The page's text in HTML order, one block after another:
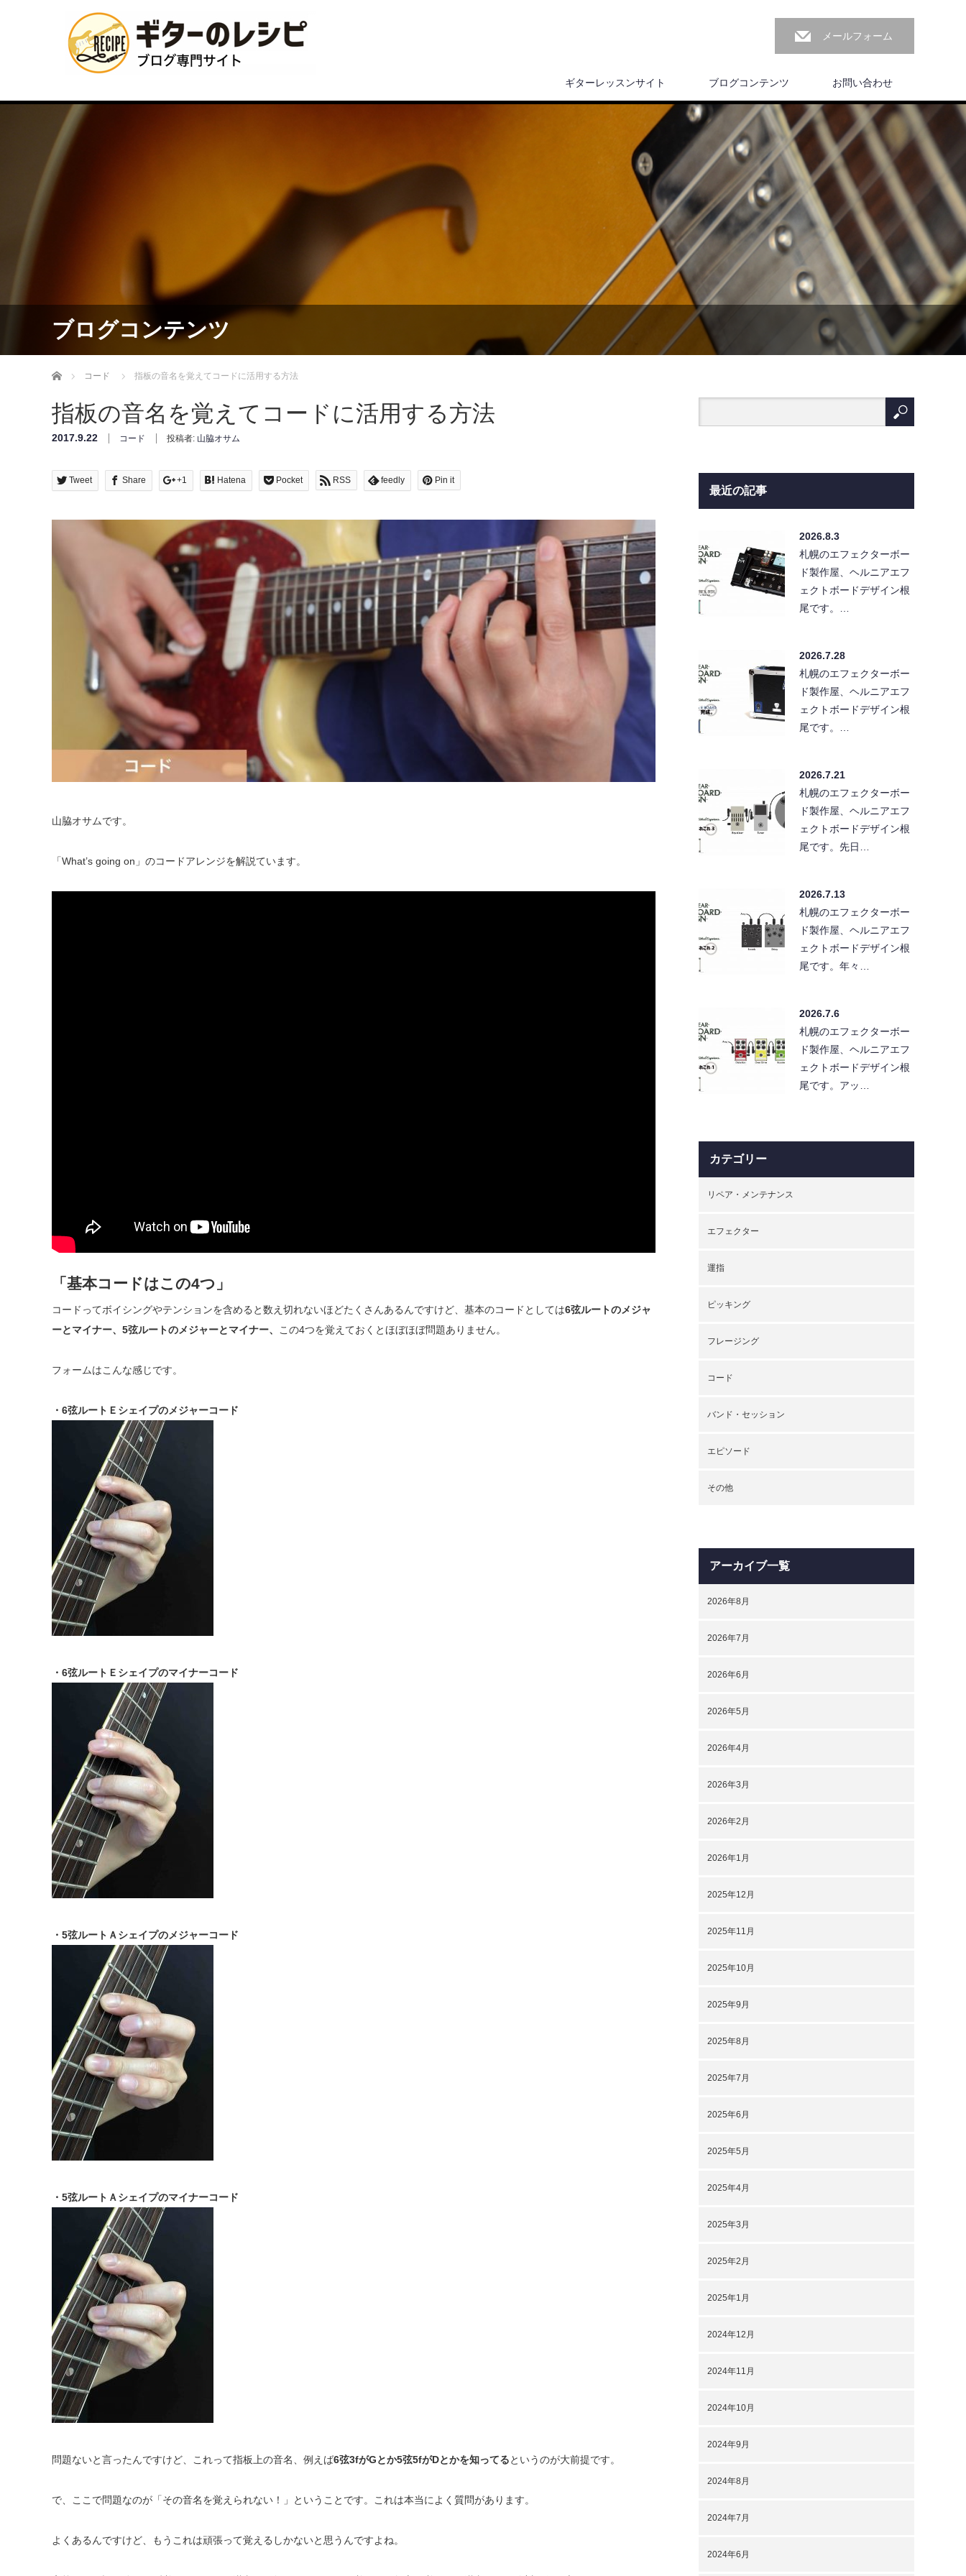
メールフォーム
ギターレッスンサイト ブログコンテンツ お問い合わせ
ブログコンテンツ
Home コード 指板の音名を覚えてコードに活用する方法
指板の音名を覚えてコードに活用する方法
2017.9.22 コード 投稿者: 山脇オサム
Tweet Share +1 Hatena Pocket RSS feedly Pin it
山脇オサムです。
「What’s going on」のコードアレンジを解説ています。
「基本コードはこの4つ」
コードってボイシングやテンションを含めると数え切れないほどたくさんあるんですけど、基本のコードとしては6弦ルートのメジャ
ーとマイナー、5弦ルートのメジャーとマイナー、
この4つを覚えておくとほぼほぼ問題ありません。
フォームはこんな感じです。
・6弦ルートＥシェイプのメジャーコード
・6弦ルートＥシェイプのマイナーコード
・5弦ルートＡシェイプのメジャーコード
・5弦ルートＡシェイプのマイナーコード
問題ないと言ったんですけど、これって指板上の音名、例えば6弦3fがGとか5弦5fがDとかを知ってるというのが大前提です。
で、ここで問題なのが「その音名を覚えられない！」ということです。これは本当によく質問があります。
よくあるんですけど、もうこれは頑張って覚えるしかないと思うんですよね。
最近の記事
2026.8.3
札幌のエフェクターボー
ド製作屋、ヘルニアエフ
ェクトボードデザイン根
尾です。…
2026.7.28
札幌のエフェクターボー
ド製作屋、ヘルニアエフ
ェクトボードデザイン根
尾です。…
2026.7.21
札幌のエフェクターボー
ド製作屋、ヘルニアエフ
ェクトボードデザイン根
尾です。先日…
2026.7.13
札幌のエフェクターボー
ド製作屋、ヘルニアエフ
ェクトボードデザイン根
尾です。年々…
2026.7.6
札幌のエフェクターボー
ド製作屋、ヘルニアエフ
ェクトボードデザイン根
尾です。アッ…
カテゴリー
リペア・メンテナンス
エフェクター
運指
ピッキング
フレージング
コード
バンド・セッション
エピソード
その他
アーカイブ一覧
2026年8月
2026年7月
2026年6月
2026年5月
2026年4月
2026年3月
2026年2月
2026年1月
2025年12月
2025年11月
2025年10月
2025年9月
2025年8月
2025年7月
2025年6月
2025年5月
2025年4月
2025年3月
2025年2月
2025年1月
2024年12月
2024年11月
2024年10月
2024年9月
2024年8月
2024年7月
2024年6月